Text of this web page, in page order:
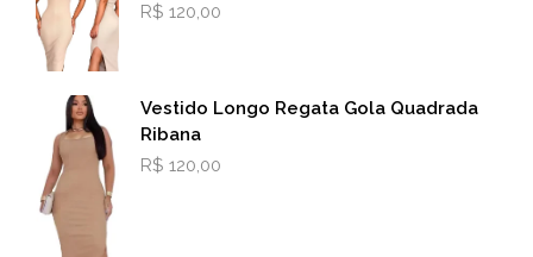
R$ 120,00
Vestido Longo Regata Gola Quadrada
Ribana
R$ 120,00